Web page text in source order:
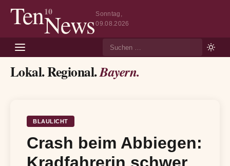
Ten10
NewsSonntag,
09.08.2026
Lokal. Regional.Bayern.
BLAULICHT
Crash beim Abbiegen: